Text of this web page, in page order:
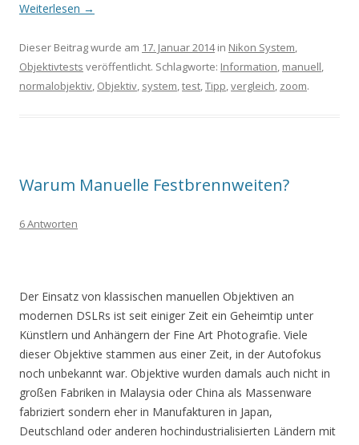
Weiterlesen →
Dieser Beitrag wurde am 17. Januar 2014in Nikon System,
Objektivtests veröffentlicht. Schlagworte: Information, manuell,
normalobjektiv, Objektiv, system,test,Tipp,vergleich, zoom.
Warum Manuelle Festbrennweiten?
6 Antworten
Der Einsatz von klassischen manuellen Objektiven an
modernen DSLRs ist seit einiger Zeit ein Geheimtip unter
Künstlern und Anhängern der Fine Art Photografie. Viele
dieser Objektive stammen aus einer Zeit, in der Autofokus
noch unbekannt war. Objektive wurden damals auch nicht in
großen Fabriken in Malaysia oder China als Massenware
fabriziert sondern eher in Manufakturen in Japan,
Deutschland oder anderen hochindustrialisierten Ländern mit